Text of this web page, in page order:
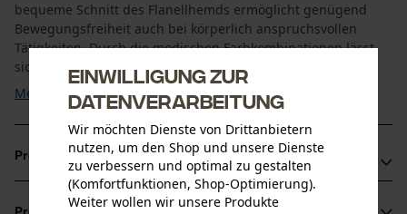
bequeme Schnitt des Flanellhemds ermöglicht genügend
Bewegungsfreiheit auch bei körperlich anspruchsvollen
Tätigkeiten. Durch die modischen Farbkombinationen lässt
sich das Flanellhemd kariert optimal mit Ihrer ...
Mehr anzeigen
Produktvorteile
Flanellhemd mit gestepptem Futter für angenehme
Einwilligung zur
Datenverarbeitung
Wir möchten Dienste von Drittanbietern
nutzen, um den Shop und unsere Dienste
zu verbessern und optimal zu gestalten
(Komfortfunktionen, Shop-Optimierung).
Weiter wollen wir unsere Produkte